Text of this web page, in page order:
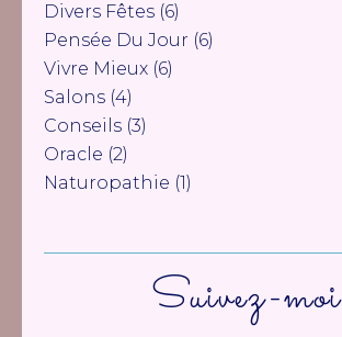
Divers Fêtes (6)
Pensée Du Jour (6)
Vivre Mieux (6)
Salons (4)
Conseils (3)
Oracle (2)
Naturopathie (1)
Suivez-moi